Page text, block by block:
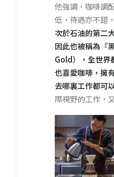
他強調，咖啡調
低，待遇亦不錯
次於石油的第二
因此也被稱為『
Gold），全世界
也喜愛咖啡，擁
去哪裏工作都可
際視野的工作，